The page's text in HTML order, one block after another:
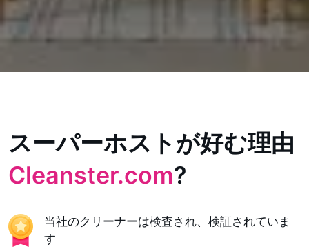
スーパーホストが好む理由
Cleanster.com?
当社のクリーナーは検査され、検証されていま
す